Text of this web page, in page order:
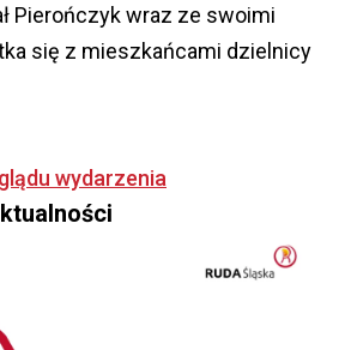
Pierończyk wraz ze swoimi
się z mieszkańcami dzielnicy
wydarzenia